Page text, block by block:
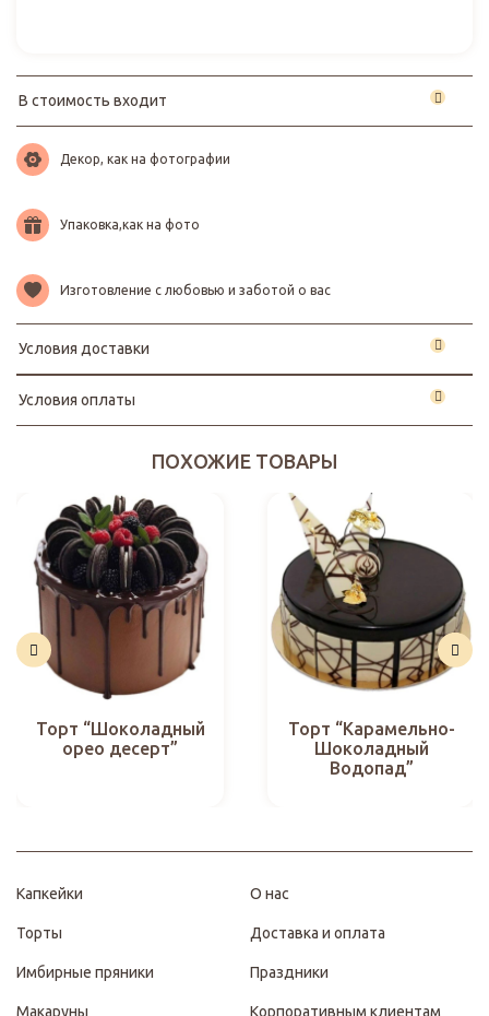
В стоимость входит
Декор, как на фотографии
Упаковка,как на фото
Изготовление с любовью и заботой о вас
Условия доставки
Условия оплаты
ПОХОЖИЕ ТОВАРЫ
Торт “Шоколадный
орео десерт”
Торт “Карамельно-
Шоколадный
Водопад”
Капкейки
Торты
Имбирные пряники
Макаруны
О нас
Доставка и оплата
Праздники
Корпоративным клиентам